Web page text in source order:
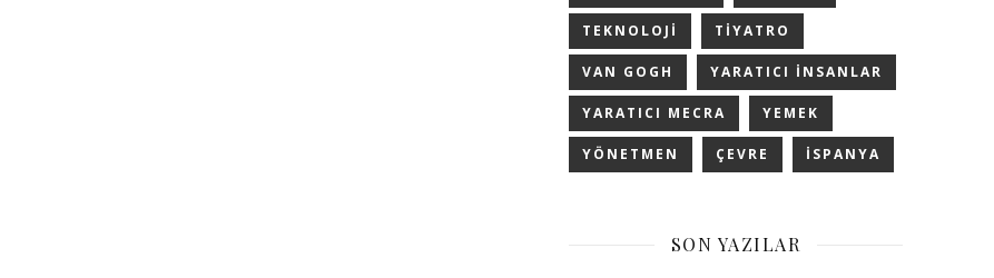
TEKNOLOJI TIYATRO
VAN GOGH YARATICI INSANLAR
YARATICI MECRA YEMEK
YÖNETMEN ÇEVRE İSPANYA
SON YAZILAR